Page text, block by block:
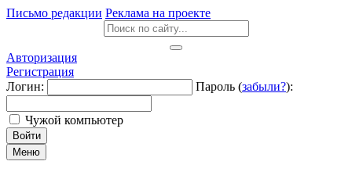
Письмо редакции Реклама на проекте
Авторизация
Регистрация
Логин:
Пароль (забыли?):
Чужой компьютер
Войти
Меню